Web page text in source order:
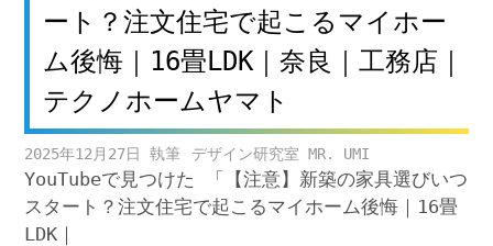
ート？注文住宅で起こるマイホー
ム後悔｜16畳LDK｜奈良｜工務店｜
テクノホームヤマト
2025年12月27日 デザイン研究室 MR. UMI
YouTubeで見つけた 「【注意】新築の家具選びいつ
スタート？注文住宅で起こるマイホーム後悔｜16畳
LDK｜